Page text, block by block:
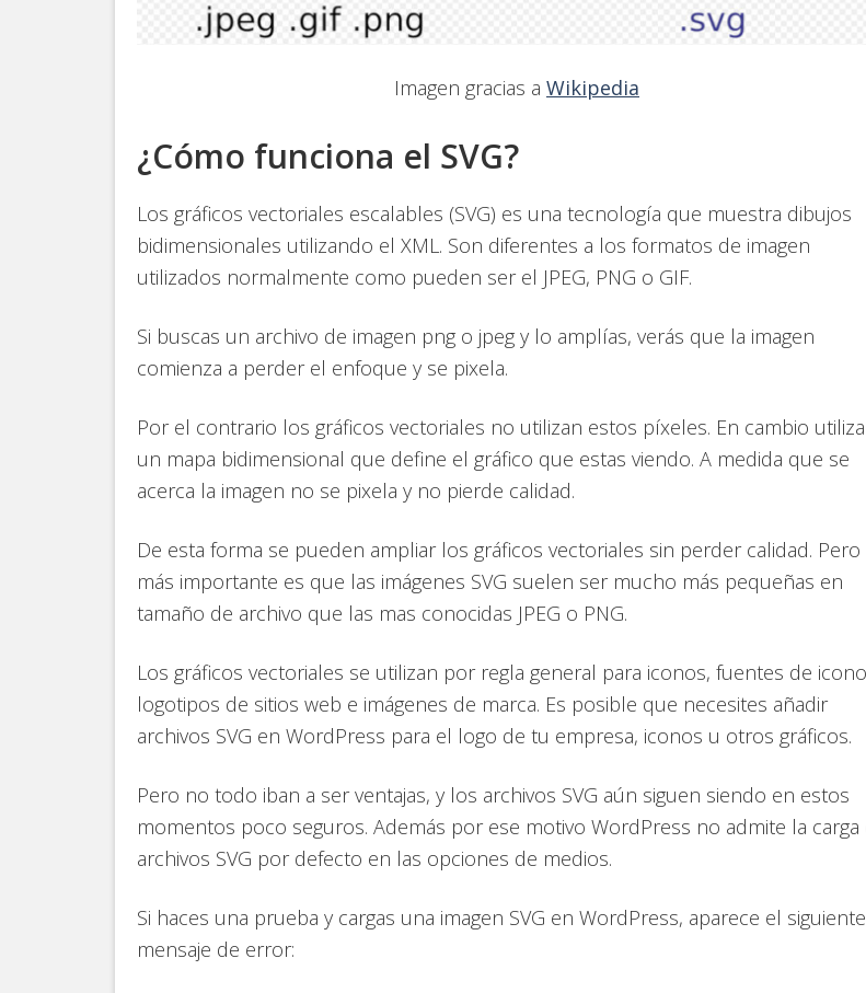
Imagen gracias a Wikipedia
¿Cómo funciona el SVG?
Los gráficos vectoriales escalables (SVG) es una tecnología que muestra dibujos
bidimensionales utilizando el XML. Son diferentes a los formatos de imagen
utilizados normalmente como pueden ser el JPEG, PNG o GIF.
Si buscas un archivo de imagen png o jpeg y lo amplías, verás que la imagen
comienza a perder el enfoque y se pixela.
Por el contrario los gráficos vectoriales no utilizan estos píxeles. En cambio
un mapa bidimensional que define el gráfico que estas viendo. A medida que se
acerca la imagen no se pixela y no pierde calidad.
De esta forma se pueden ampliar los gráficos vectoriales sin perder calidad. Pero
más importante es que las imágenes SVG suelen ser mucho más pequeñas en
tamaño de archivo que las mas conocidas JPEG o PNG.
Los gráficos vectoriales se utilizan por regla general para iconos, fuentes de
logotipos de sitios web e imágenes de marca. Es posible que necesites añadir
archivos SVG en WordPress para el logo de tu empresa, iconos u otros gráficos.
Pero no todo iban a ser ventajas, y los archivos SVG aún siguen siendo en estos
momentos poco seguros. Además por ese motivo WordPress no admite la carga
archivos SVG por defecto en las opciones de medios.
Si haces una prueba y cargas una imagen SVG en WordPress, aparece el siguiente
mensaje de error: